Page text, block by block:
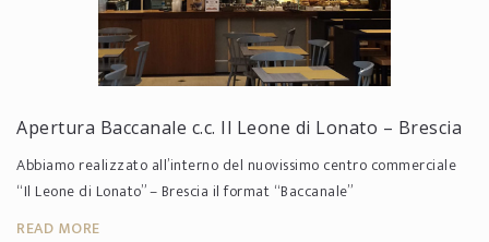
Apertura Baccanale c.c. Il Leone di Lonato – Brescia
Abbiamo realizzato all’interno del nuovissimo centro commerciale
“Il Leone di Lonato” – Brescia il format “Baccanale”
READ MORE